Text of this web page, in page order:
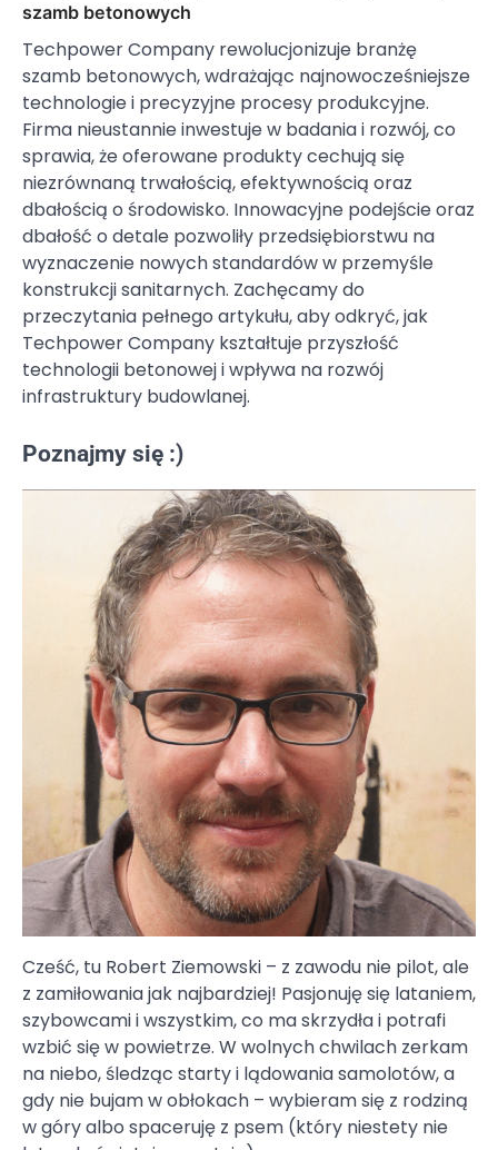
szamb betonowych
Techpower Company rewolucjonizuje branżę
szamb betonowych, wdrażając najnowocześniejsze
technologie i precyzyjne procesy produkcyjne.
Firma nieustannie inwestuje w badania i rozwój, co
sprawia, że oferowane produkty cechują się
niezrównaną trwałością, efektywnością oraz
dbałością o środowisko. Innowacyjne podejście oraz
dbałość o detale pozwoliły przedsiębiorstwu na
wyznaczenie nowych standardów w przemyśle
konstrukcji sanitarnych. Zachęcamy do
przeczytania pełnego artykułu, aby odkryć, jak
Techpower Company kształtuje przyszłość
technologii betonowej i wpływa na rozwój
infrastruktury budowlanej.
Poznajmy się :)
Cześć, tu Robert Ziemowski – z zawodu nie pilot, ale
z zamiłowania jak najbardziej! Pasjonuję się lataniem,
szybowcami i wszystkim, co ma skrzydła i potrafi
wzbić się w powietrze. W wolnych chwilach zerkam
na niebo, śledząc starty i lądowania samolotów, a
gdy nie bujam w obłokach – wybieram się z rodziną
w góry albo spaceruję z psem (który niestety nie